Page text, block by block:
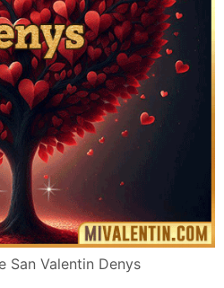
San Valentin Denys